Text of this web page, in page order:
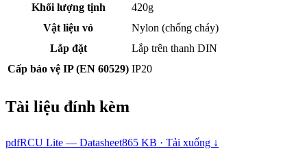
Khối lượng tịnh
420g
Vật liệu vỏ
Nylon (chống cháy)
Lắp đặt
Lắp trên thanh DIN
Cấp bảo vệ IP (EN 60529) IP20
Tài liệu đính kèm
pdfRCU Lite — Datasheet865 KB · Tải xuống ↓